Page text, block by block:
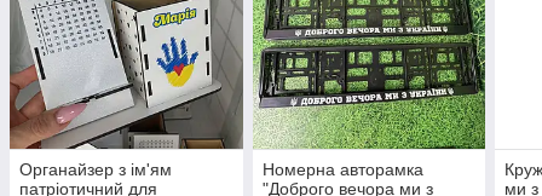
Органайзер з ім'ям
патріотичний для
Номерна авторамка
"Доброго вечора ми з
ми з